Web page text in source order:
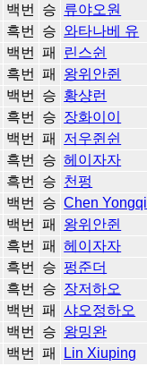
백번 승 류야오원
흑번 승 와타나베 유
백번 패 린스쉰
흑번 패 왕위안쥔
백번 승 황샹런
흑번 승 장화이이
백번 패 저우쥔쉰
흑번 승 헤이자자
흑번 승 천펑
백번 승 Chen Yongqi
백번 패 왕위안쥔
흑번 패 헤이자자
흑번 승 펑준더
흑번 승 장저하오
백번 패 샤오정하오
백번 승 왕밍완
백번 패 Lin Xiuping